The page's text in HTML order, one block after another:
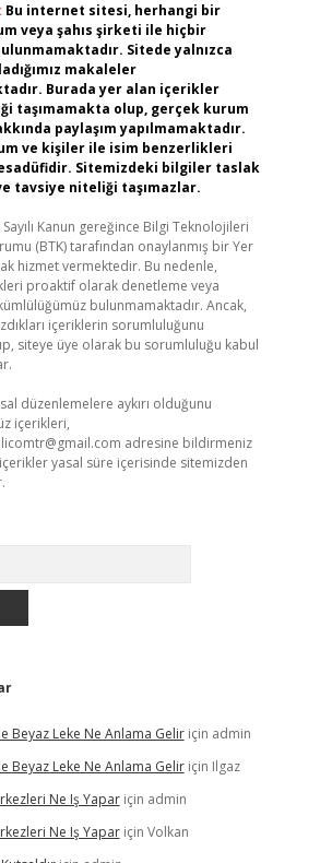
Bu internet sitesi, herhangi bir
veya şahıs şirketi ile hiçbir
Sitede yalnızca
makaleler
Burada yer alan içerikler
taşımamakta olup, gerçek kurum
paylaşım yapılmamaktadır.
ve kişiler ile isim benzerlikleri
Sitemizdeki bilgiler taslak
tavsiye niteliği taşımazlar.
Kanun gereğince Bilgi Teknolojileri
(BTK) tarafından onaylanmış bir Yer
hizmet vermektedir. Bu nedenle,
proaktif olarak denetleme veya
bulunmamaktadır. Ancak,
içeriklerin sorumluluğunu
siteye üye olarak bu sorumluluğu kabul
düzenlemelere aykırı olduğunu
içerikleri,
adresine bildirmeniz
yasal süre içerisinde sitemizden
Beyaz Leke Ne Anlama Geliriçin admin
Beyaz Leke Ne Anlama Geliriçin Ilgaz
Ne Iş Yapariçin admin
Ne Iş Yapariçin Volkan